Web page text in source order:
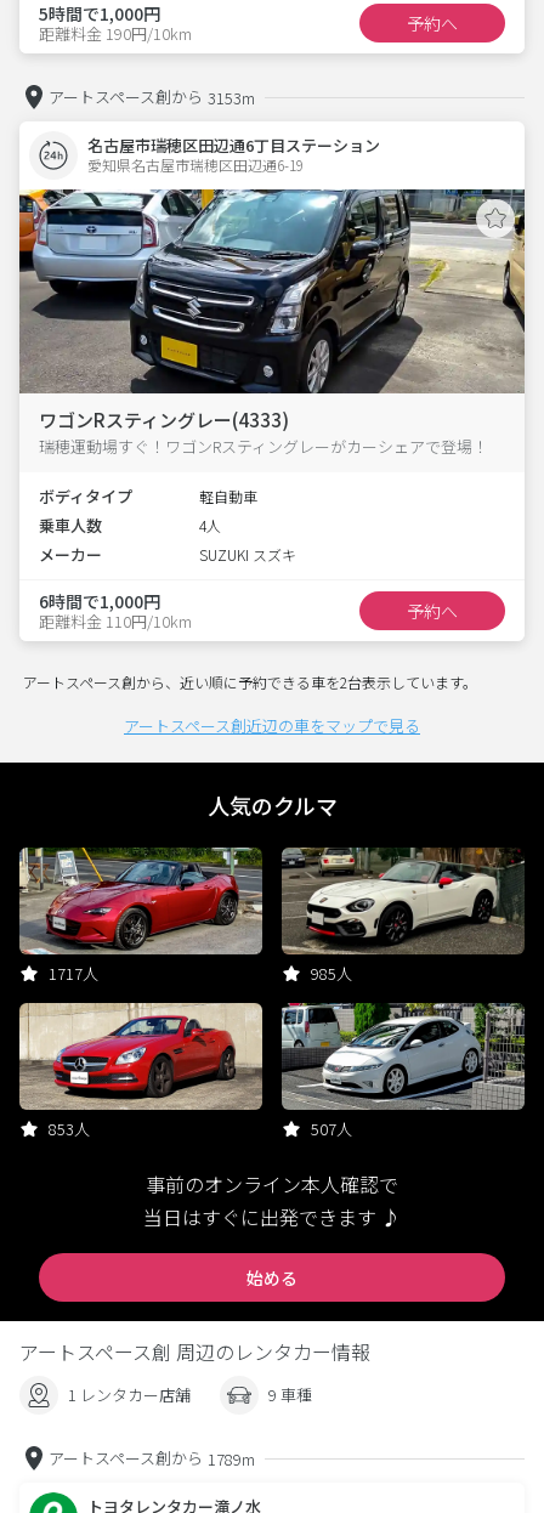
5時間で1,000円
距離料金 190円/10km 予約へ
アートスペース創から 3153m
名古屋市瑞穂区田辺通6丁目ステーション
愛知県名古屋市瑞穂区田辺通6-19
ワゴンRスティングレー(4333)
瑞穂運動場すぐ！ワゴンRスティングレーがカーシェアで登場！
ボディタイプ 軽自動車
乗車人数 4人
メーカー SUZUKI スズキ
6時間で1,000円
距離料金 110円/10km 予約へ
アートスペース創から、近い順に予約できる車を2台表示しています。
アートスペース創近辺の車をマップで見る
人気のクルマ
1717人 985人
853人 507人
事前のオンライン本人確認で
当日はすぐに出発できます ♪
始める
アートスペース創 周辺のレンタカー情報
1 レンタカー店舗 9 車種
アートスペース創から 1789m
トヨタレンタカー滝ノ水